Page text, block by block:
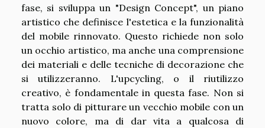
fase, si sviluppa un "Design Concept", un piano
artistico che definisce l'estetica e la funzionalità
del mobile rinnovato. Questo richiede non solo
un occhio artistico, ma anche una comprensione
dei materiali e delle tecniche di decorazione che
si utilizzeranno. L'upcycling, o il riutilizzo
creativo, è fondamentale in questa fase. Non si
tratta solo di pitturare un vecchio mobile con un
nuovo colore, ma di dar vita a qualcosa di